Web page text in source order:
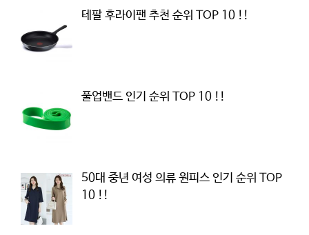
테팔 후라이팬 추천 순위 TOP 10 !!
풀업밴드 인기 순위 TOP 10 !!
50대 중년 여성 의류 원피스 인기 순위 TOP
10 !!